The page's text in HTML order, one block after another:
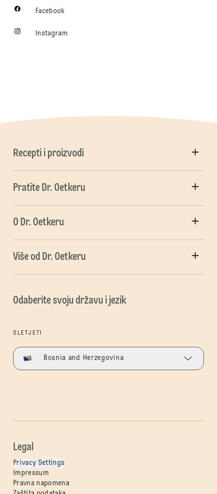
Facebook
Instagram
Recepti i proizvodi
Pratite Dr. Oetkeru
O Dr. Oetkeru
Više od Dr. Oetkeru
Odaberite svoju državu i jezik
SLETJETI
Bosnia and Herzegovina
Legal
Privacy Settings
Impressum
Pravna napomena